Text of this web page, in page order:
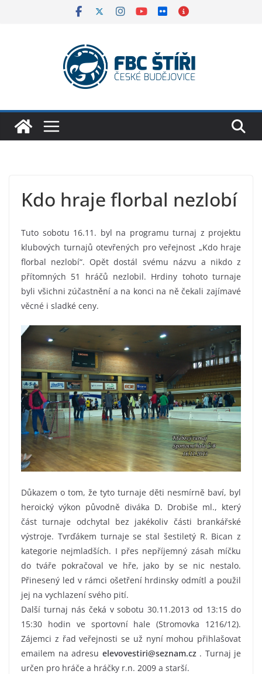
Kdo hraje florbal nezlobí
Tuto sobotu 16.11. byl na programu turnaj z projektu
klubových turnajů otevřených pro veřejnost „Kdo hraje
florbal nezlobí“. Opět dostál svému názvu a nikdo z
přítomných 51 hráčů nezlobil. Hrdiny tohoto turnaje
byli všichni zúčastnění a na konci na ně čekali zajímavé
věcné i sladké ceny.
Důkazem o tom, že tyto turnaje děti nesmírně baví, byl
heroický výkon původně diváka D. Drobiše ml., který
část turnaje odchytal bez jakékoliv části brankářské
výstroje. Tvrďákem turnaje se stal šestiletý R. Bican z
kategorie nejmladších. I přes nepříjemný zásah míčku
do tváře pokračoval ve hře, jako by se nic nestalo.
Přinesený led v rámci ošetření hrdinsky odmítl a použil
jej na vychlazení svého pití.
Další turnaj nás čeká v sobotu 30.11.2013 od 13:15 do
15:30 hodin ve sportovní hale (Stromovka 1216/12).
Zájemci z řad veřejnosti se už nyní mohou přihlašovat
emailem na adresu elevovestiri@seznam.cz . Turnaj je
určen pro hráče a hráčky r.n. 2009 a starší.